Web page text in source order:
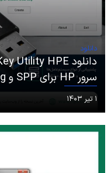
دانلود
سرور HP برای SPP و Intelligent Provisioning
۱ تیر ۱۴۰۳